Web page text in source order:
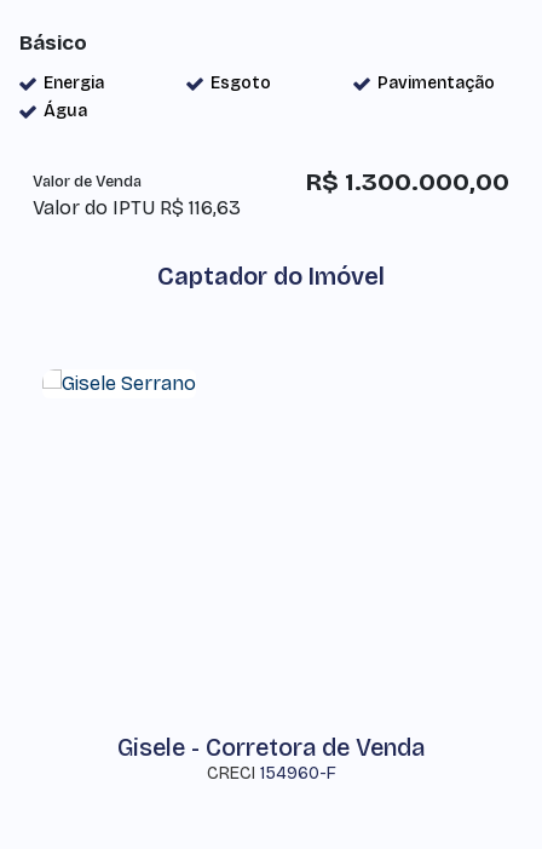
Básico
Energia Esgoto
Pavimentação
Água
R$ 1.300.000,00
Valor de Venda
Valor do IPTU R$ 116,63
Captador do Imóvel
Gisele - Corretora de Venda
CRECI 154960-F